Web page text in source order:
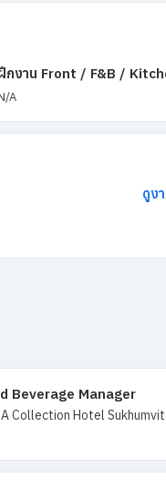
กงาน Front / F&B /
A
ดูง
Beverage Manager
Collection Hotel